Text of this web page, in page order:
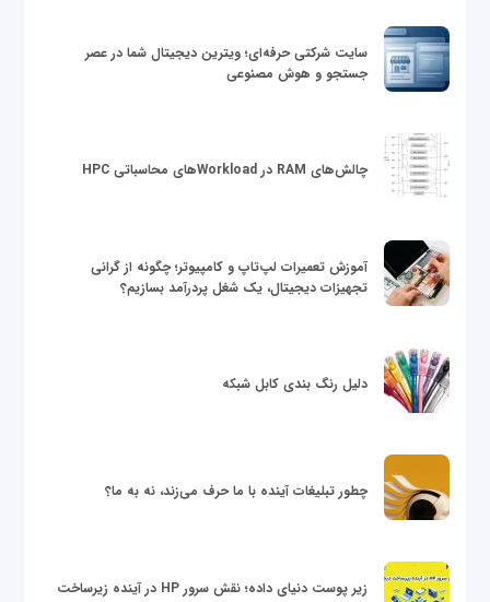
سایت شرکتی حرفه‌ای؛ ویترین دیجیتال شما در عصر
جستجو و هوش مصنوعی
چالش‌های RAM در Workloadهای محاسباتی HPC
آموزش تعمیرات لپ‌تاپ و کامپیوتر؛ چگونه از گرانی
تجهیزات دیجیتال، یک شغل پردرآمد بسازیم؟
دلیل رنگ بندی کابل شبکه
چطور تبلیغات آینده با ما حرف می‌زند، نه به ما؟
زیر پوست دنیای داده؛ نقش سرور HP در آینده زیرساخت